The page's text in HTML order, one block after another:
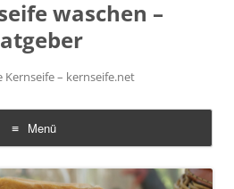
waschen –
Kernseife – kernseife.net
Menü